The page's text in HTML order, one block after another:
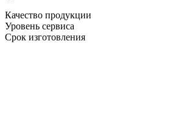
Качество продукции
Уровень сервиса
Срок изготовления